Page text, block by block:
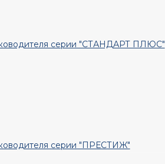
серии "СТАНДАРТ ПЛЮС"
серии "ПРЕСТИЖ"